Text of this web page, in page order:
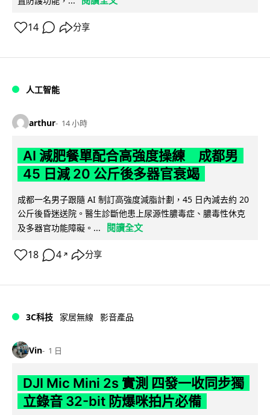
14 分享
人工智能
arthur 14 小時
AI 減肥餐單配合高強度操練 成都男
45 日減 20 公斤後多器官衰竭
成都一名男子跟隨 AI 制訂高強度減脂計劃，45 日內減去約 20
公斤後昏迷送院。醫生診斷他患上尿源性膿毒症、膿毒性休克
及多器官功能障礙。...
閱讀全文
18 4 ↗ 分享
3C科技 家居無線 影音產品
Vin 1 日
DJI Mic Mini 2s 實測 四發一收同步獨
立錄音 32-bit 防爆咪拍片必備